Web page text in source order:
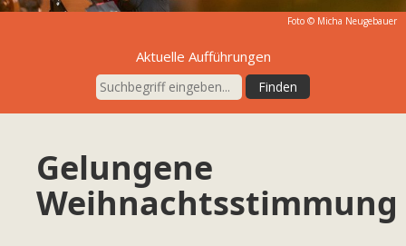
Foto © Micha Neugebauer
Aktuelle Aufführungen
Gelungene
Weihnachtsstimmung